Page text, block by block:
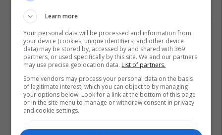
3
Learn more
Your personal data will be processed and information from
your device (cookies, unique identifiers, and other device
data) may be stored by, accessed by and shared with 369
partners, or used specifically by this site. We and our partners
may use precise geolocation data. List of partners.
Some vendors may process your personal data on the basis
of legitimate interest, which you can object to by managing
your options below. Look for a link at the bottom of this page
or in the site menu to manage or withdraw consent in privacy
and cookie settings.